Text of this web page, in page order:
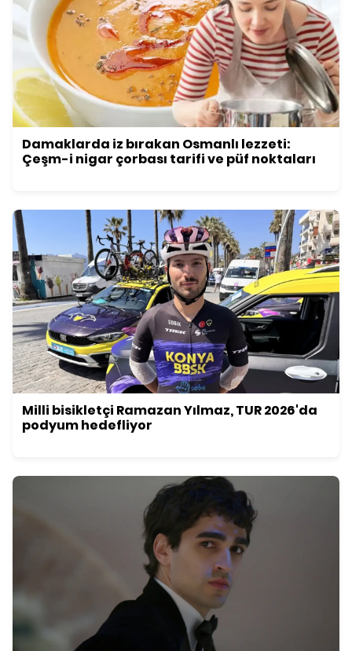
Damaklarda iz bırakan Osmanlı lezzeti:
Çeşm-i nigar çorbası tarifi ve püf noktaları
Milli bisikletçi Ramazan Yılmaz, TUR 2026'da
podyum hedefliyor